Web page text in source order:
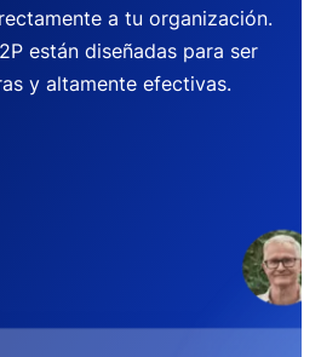
a tu organización.
están diseñadas para ser
y altamente efectivas.